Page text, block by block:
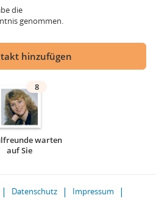
die
genommen.
hinzufügen
8
warten
auf Sie
Datenschutz
Impressum